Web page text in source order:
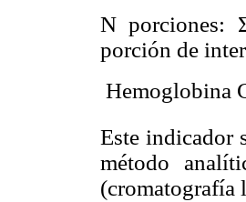
N porciones:
porción de
 Hemoglobina
Este indicador
método
(cromatografía